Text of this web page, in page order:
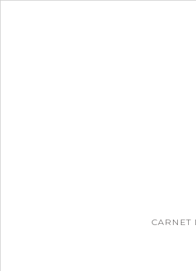
CARNET